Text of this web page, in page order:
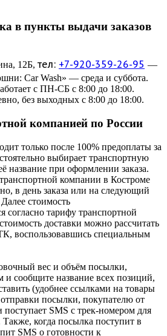
в пункты выдачи заказов
12Б, тел: +7-920-359-26-95 —
Car Wash» — среда и суббота.
с ПН-СБ с 8:00 до 18:00.
без выходных с 8:00 до 18:00.
компанией по России
только после 100% предоплаты за
выбирает транспортную
название при оформлении заказа.
компании в Костроме
в день заказа или на следующий
стоимость
согласно тарифу транспортной
доставки можно рассчитать
воспользовавшись специальным
вес и объём посылки,
и сообщите название всех позиций,
(удобнее ссылками на товары
посылки, покупателю от
SMS с трек-номером для
когда посылка поступит в
SMS о готовности к